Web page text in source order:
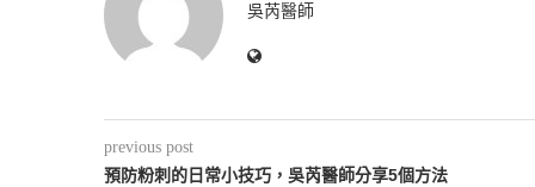
吳芮醫師
previous post
預防粉刺的日常小技巧，吳芮醫師分享5個方法